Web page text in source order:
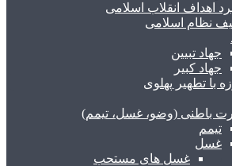
اهداف انقلاب اسلامی
نظام اسلامی
جهاد تبیین
جهاد کبیر
با تطهیر پهلوی
باطنی (وضو، غسل، تیمم)
تیمم
غسل
غسل های مستحب